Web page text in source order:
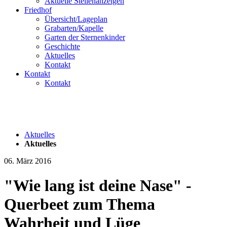
Friedhof
Übersicht/Lageplan
Grabarten/Kapelle
Garten der Sternenkinder
Geschichte
Aktuelles
Kontakt
Kontakt
Kontakt
Aktuelles
Aktuelles
06. März 2016
"Wie lang ist deine Nase" -
Querbeet zum Thema
Wahrheit und Lüge